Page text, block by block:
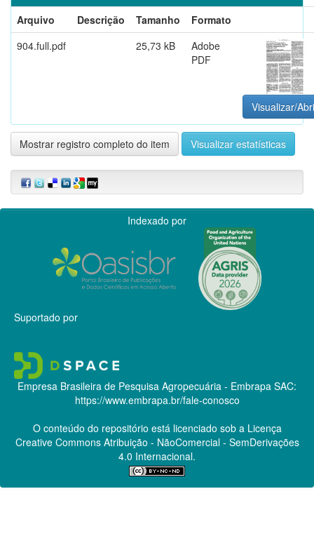
Arquivo
Descrição Tamanho
Formato
904.full.pdf
25,73 kB
Adobe
PDF
Visualizar/
Mostrar registro completo do item Visualizar estatísticas
Indexado por
Suportado por
Empresa Brasileira de Pesquisa Agropecuária - Embrapa SAC:
https://www.embrapa.br/fale-conosco
O conteúdo do repositório está licenciado sob a Licença
Creative CommonsAtribuição - NãoComercial - SemDerivações
4.0 Internacional.